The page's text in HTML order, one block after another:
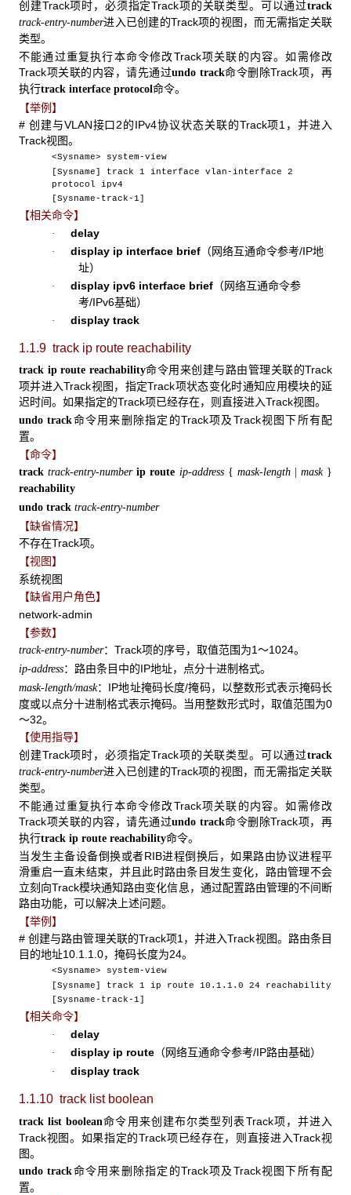
创建Track项时，必须指定Track项的关联类型。可以通过track
track-entry-number进入已创建的Track项的视图，而无需指定关联
类型。
不能通过重复执行本命令修改Track项关联的内容。如需修改
Track项关联的内容，请先通过undo track命令删除Track项，再
执行track interface protocol命令。
【举例】
# 创建与VLAN接口2的IPv4协议状态关联的Track项1，并进入
Track视图。
<Sysname> system-view
[Sysname] track 1 interface vlan-interface 2
protocol ipv4
[Sysname-track-1]
【相关命令】
· delay
· display ip interface brief（网络互通命令参考/IP地
址）
· display ipv6 interface brief（网络互通命令参
考/IPv6基础）
· display track
1.1.9 track ip route reachability
track ip route reachability命令用来创建与路由管理关联的Track
项并进入Track视图，指定Track项状态变化时通知应用模块的延
迟时间。如果指定的Track项已经存在，则直接进入Track视图。
undo track命令用来删除指定的Track项及Track视图下所有配
置。
【命令】
tracktrack-entry-numberip route ip-address { mask-length mask }
reachability
undo track track-entry-number
【缺省情况】
不存在Track项。
【视图】
系统视图
【缺省用户角色】
network-admin
【参数】
track-entry-number：Track项的序号，取值范围为1～1024。
ip-address：路由条目中的IP地址，点分十进制格式。
mask-length/mask：IP地址掩码长度/掩码，以整数形式表示掩码长
度或以点分十进制格式表示掩码。当用整数形式时，取值范围为0
～32。
【使用指导】
创建Track项时，必须指定Track项的关联类型。可以通过track
track-entry-number进入已创建的Track项的视图，而无需指定关联
类型。
不能通过重复执行本命令修改Track项关联的内容。如需修改
Track项关联的内容，请先通过undo track命令删除Track项，再
执行track ip route reachability命令。
当发生主备设备倒换或者RIB进程倒换后，如果路由协议进程平
滑重启一直未结束，并且此时路由条目发生变化，路由管理不会
立刻向Track模块通知路由变化信息，通过配置路由管理的不间断
路由功能，可以解决上述问题。
【举例】
# 创建与路由管理关联的Track项1，并进入Track视图。路由条目
目的地址10.1.1.0，掩码长度为24。
<Sysname> system-view
[Sysname] track 1 ip route 10.1.1.0 24 reachability
[Sysname-track-1]
【相关命令】
· delay
· display ip route（网络互通命令参考/IP路由基础）
· display track
1.1.10 track listboolean
track list boolean命令用来创建布尔类型列表Track项，并进入
Track视图。如果指定的Track项已经存在，则直接进入Track视
图。
undo track命令用来删除指定的Track项及Track视图下所有配
置。